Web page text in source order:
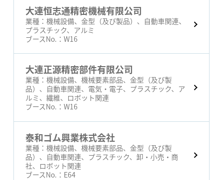
大連恒志通精密機械有限公司
業種：機械設備、金型（及び製品）、自動車関連、
プラスチック、アルミ
ブースNo.：W16
大連正源精密部件有限公司
業種：機械設備、機械要素部品、金型（及び製
品）、自動車関連、電気・電子、プラスチック、ア
ルミ、繊維、ロボット関連
ブースNo.：W16
泰和ゴム興業株式会社
業種：機械設備、機械要素部品、金型（及び製
品）、自動車関連、プラスチック、卸・小売・商
社、ロボット関連
ブースNo.： E64